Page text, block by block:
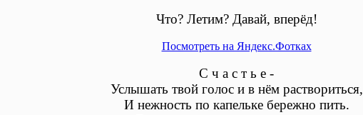
Что? Летим? Давай, вперёд!
Посмотреть на Яндекс.Фотках
С ч а с т ь е -
Услышать твой голос и в нём раствориться,
И нежность по капельке бережно пить.